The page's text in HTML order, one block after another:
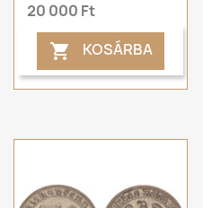
20 000 Ft
 KOSÁRBA